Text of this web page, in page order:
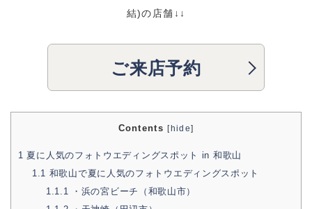
結)の店舗↓↓
ご来店予約
Contents [hide]
1 夏に人気のフォトウエディングスポット in 和歌山
1.1 和歌山で夏に人気のフォトウエディングスポット
1.1.1 ・浜の宮ビーチ（和歌山市）